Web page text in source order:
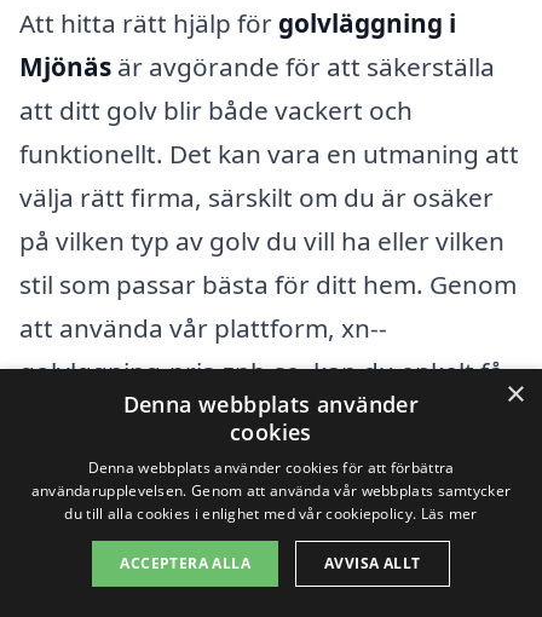
Att hitta rätt hjälp för golvläggning i
Mjönäs är avgörande för att säkerställa
att ditt golv blir både vackert och
funktionellt. Det kan vara en utmaning att
välja rätt firma, särskilt om du är osäker
på vilken typ av golv du vill ha eller vilken
stil som passar bästa för ditt hem. Genom
att använda vår plattform, xn--
golvlggning-pris-znb.se, kan du enkelt få
kontakt med professionella golvläggare i
ditt närområde. Här finns möjligheten att
jämföra priser, läsa omdömen och ta del
av expertis inom golvläggning.
×
Denna webbplats använder
cookies
Denna webbplats använder cookies för att förbättra
användarupplevelsen. Genom att använda vår webbplats samtycker
du till alla cookies i enlighet med vår cookiepolicy. Läs mer
ACCEPTERA ALLA AVVISA ALLT